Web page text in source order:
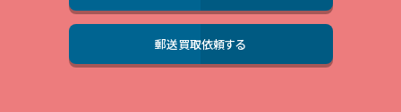
郵送買取依頼する